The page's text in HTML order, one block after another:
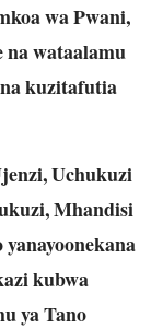
wa Pwani,
wataalamu
kuzitafutia
Uchukuzi
Mhandisi
kubwa
ya Tano